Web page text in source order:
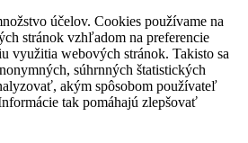
účelov. Cookies používame na
stránok vzhľadom na preferencie
využitia webových stránok. Takisto sa
súhrnných štatistických
akým spôsobom používateľ
tak pomáhajú zlepšovať